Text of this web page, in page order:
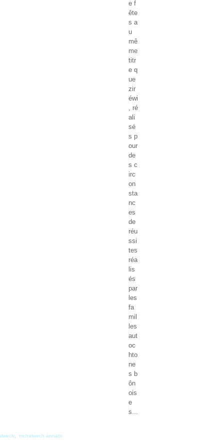
e f
ête
s a
u
mê
me
titr
e q
ue
zir
éwi
, ré
ali
sé
s p
our
de
s c
irc
on
sta
nc
es
de
réu
ssi
tes
réa
lis
és
par
les
fa
mil
les
aut
oc
hto
ne
s b
ôn
ois
e
s...
mchalwech annabi